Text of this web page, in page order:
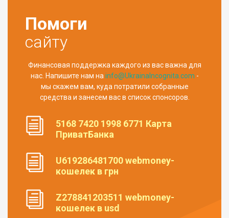
Помоги
сайту
Финансовая поддержка каждого из вас важна для
нас. Напишите нам наinfo@UkrainaIncognita.com -
мы скажем вам, куда потратили собранные
средства и занесем вас в список спонсоров.
5168 7420 1998 6771 Карта
ПриватБанка
U619286481700 webmoney-
кошелек в грн
Z278841203511 webmoney-
кошелек в usd